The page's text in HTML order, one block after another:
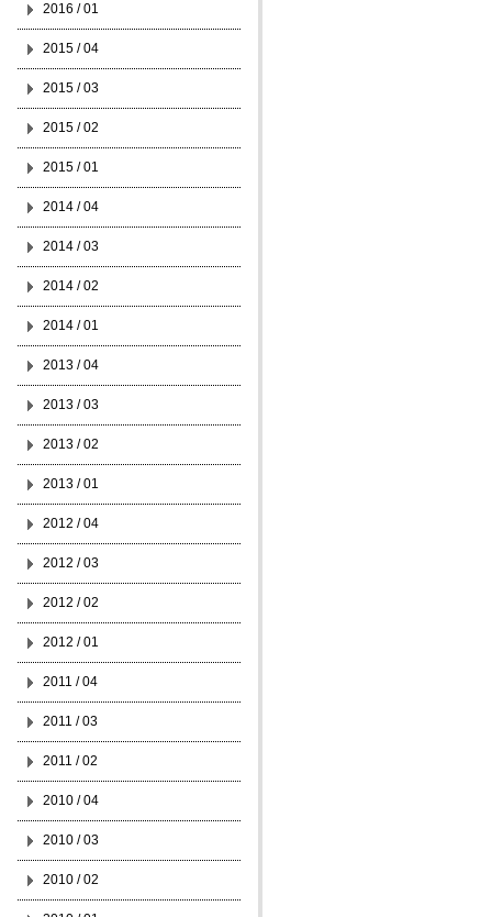
2016 / 01
2015 / 04
2015 / 03
2015 / 02
2015 / 01
2014 / 04
2014 / 03
2014 / 02
2014 / 01
2013 / 04
2013 / 03
2013 / 02
2013 / 01
2012 / 04
2012 / 03
2012 / 02
2012 / 01
2011 / 04
2011 / 03
2011 / 02
2010 / 04
2010 / 03
2010 / 02